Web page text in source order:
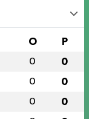
O P
0 0
0 0
0 0